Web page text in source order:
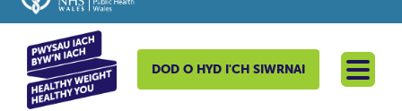
DOD O HYD I'CH SIWRNAI